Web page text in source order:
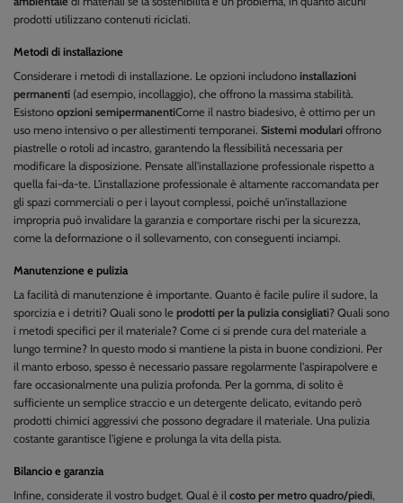
prodotti utilizzano contenuti riciclati.
Metodi di installazione
Considerare i metodi di installazione. Le opzioni includono installazioni
permanenti (ad esempio, incollaggio), che offrono la massima stabilità.
Esistono opzioni semipermanentiCome il nastro biadesivo, è ottimo per un
uso meno intensivo o per allestimenti temporanei. Sistemi modulari offrono
piastrelle o rotoli ad incastro, garantendo la flessibilità necessaria per
modificare la disposizione. Pensate all'installazione professionale rispetto a
quella fai-da-te. L'installazione professionale è altamente raccomandata per
gli spazi commerciali o per i layout complessi, poiché un'installazione
impropria può invalidare la garanzia e comportare rischi per la sicurezza,
come la deformazione o il sollevamento, con conseguenti inciampi.
Manutenzione e pulizia
La facilità di manutenzione è importante. Quanto è facile pulire il sudore, la
sporcizia e i detriti? Quali sono le prodotti per la pulizia consigliati? Quali sono
i metodi specifici per il materiale? Come ci si prende cura del materiale a
lungo termine? In questo modo si mantiene la pista in buone condizioni. Per
il manto erboso, spesso è necessario passare regolarmente l'aspirapolvere e
fare occasionalmente una pulizia profonda. Per la gomma, di solito è
sufficiente un semplice straccio e un detergente delicato, evitando però
prodotti chimici aggressivi che possono degradare il materiale. Una pulizia
costante garantisce l'igiene e prolunga la vita della pista.
Bilancio e garanzia
Infine, considerate il vostro budget. Qual è il costo per metro quadro/piedi,